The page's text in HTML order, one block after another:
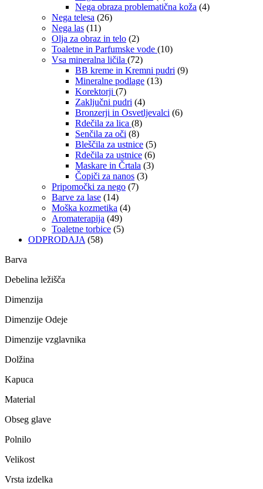
Nega obraza problematična koža (4)
Nega telesa (26)
Nega las (11)
Olja za obraz in telo (2)
Toaletne in Parfumske vode (10)
Vsa mineralna ličila (72)
BB kreme in Kremni pudri (9)
Mineralne podlage (13)
Korektorji (7)
Zaključni pudri (4)
Bronzerji in Osvetljevalci (6)
Rdečila za lica (8)
Senčila za oči (8)
Bleščila za ustnice (5)
Rdečila za ustnice (6)
Maskare in Črtala (3)
Čopiči za nanos (3)
Pripomočki za nego (7)
Barve za lase (14)
Moška kozmetika (4)
Aromaterapija (49)
Toaletne torbice (5)
ODPRODAJA (58)
Barva
Debelina ležišča
Dimenzija
Dimenzije Odeje
Dimenzije vzglavnika
Dolžina
Kapuca
Material
Obseg glave
Polnilo
Velikost
Vrsta izdelka